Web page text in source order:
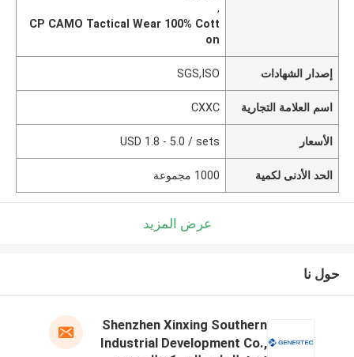
,
CP CAMO Tactical Wear 100% Cott
on
إصدار الشهادات SGS,ISO
اسم العلامة التجارية CXXC
الأسعار USD 1.8 - 5.0 / sets
الحد الأدنى لكمية 1000 مجموعة
عرض المزيد
حول نا
Shenzhen Xinxing Southern
Industrial Development Co.,